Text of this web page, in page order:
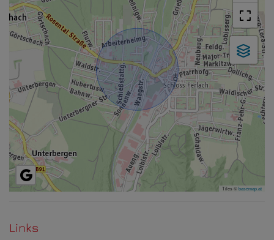
Tiles ©basemap.at
Links